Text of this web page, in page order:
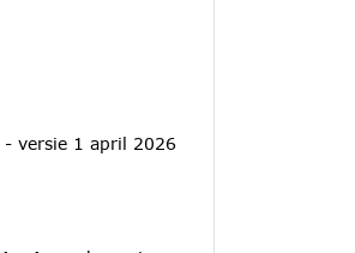
- versie 1 april 2026